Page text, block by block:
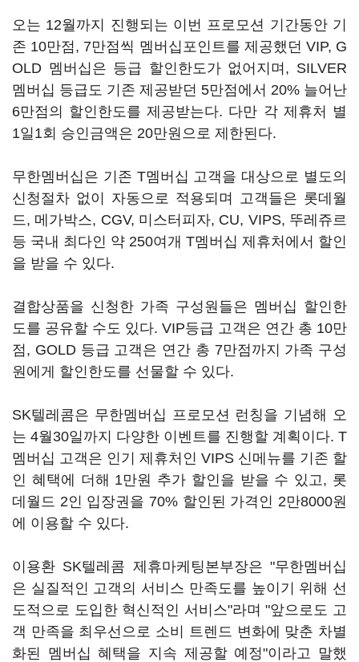
오는 12월까지 진행되는 이번 프로모션 기간동안 기
존 10만점, 7만점씩 멤버십포인트를 제공했던 VIP, G
OLD 멤버십은 등급 할인한도가 없어지며, SILVER
멤버십 등급도 기존 제공받던 5만점에서 20% 늘어난
6만점의 할인한도를 제공받는다. 다만 각 제휴처 별
1일1회 승인금액은 20만원으로 제한된다.
무한멤버십은 기존 T멤버십 고객을 대상으로 별도의
신청절차 없이 자동으로 적용되며 고객들은 롯데월
드, 메가박스, CGV, 미스터피자, CU, VIPS, 뚜레쥬르
등 국내 최다인 약 250여개 T멤버십 제휴처에서 할인
을 받을 수 있다.
결합상품을 신청한 가족 구성원들은 멤버십 할인한
도를 공유할 수도 있다. VIP등급 고객은 연간 총 10만
점, GOLD 등급 고객은 연간 총 7만점까지 가족 구성
원에게 할인한도를 선물할 수 있다.
SK텔레콤은 무한멤버십 프로모션 런칭을 기념해 오
는 4월30일까지 다양한 이벤트를 진행할 계획이다. T
멤버십 고객은 인기 제휴처인 VIPS 신메뉴를 기존 할
인 혜택에 더해 1만원 추가 할인을 받을 수 있고, 롯
데월드 2인 입장권을 70% 할인된 가격인 2만8000원
에 이용할 수 있다.
이용환 SK텔레콤 제휴마케팅본부장은 "무한멤버십
은 실질적인 고객의 서비스 만족도를 높이기 위해 선
도적으로 도입한 혁신적인 서비스"라며 "앞으로도 고
객 만족을 최우선으로 소비 트렌드 변화에 맞춘 차별
화된 멤버십 혜택을 지속 제공할 예정"이라고 말했